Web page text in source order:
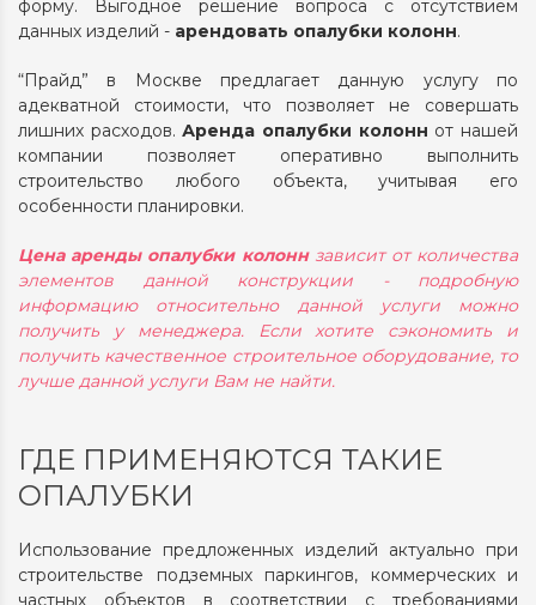
форму. Выгодное решение вопроса с отсутствием
данных изделий - арендовать опалубки колонн.
“Прайд” в Москве предлагает данную услугу по
адекватной стоимости, что позволяет не совершать
лишних расходов.Аренда опалубки колонн от нашей
компании позволяет оперативно выполнить
строительство любого объекта, учитывая его
особенности планировки.
Цена аренды опалубки колоннзависит от количества
элементов данной конструкции - подробную
информацию относительно данной услуги можно
получить у менеджера. Если хотите сэкономить и
получить качественное строительное оборудование, то
лучше данной услуги Вам не найти.
ГДЕ ПРИМЕНЯЮТСЯ ТАКИЕ
ОПАЛУБКИ
Использование предложенных изделий актуально при
строительстве подземных паркингов, коммерческих и
частных объектов в соответствии с требованиями